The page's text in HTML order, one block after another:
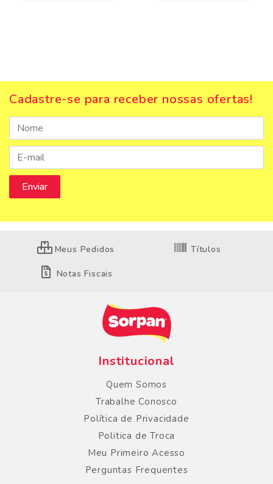
Cadastre-se para receber nossas ofertas!
Meus Pedidos Títulos
Notas Fiscais
Institucional
Quem Somos
Trabalhe Conosco
Política de Privacidade
Politica de Troca
Meu Primeiro Acesso
Perguntas Frequentes